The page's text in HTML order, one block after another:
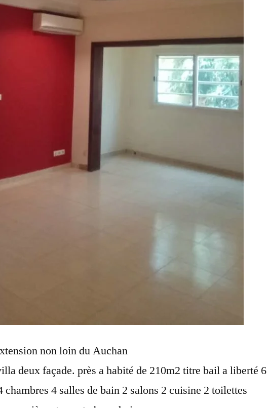
non loin du Auchan
deux façade. près a habité de 210m2 titre bail a liberté 6
chambres 4 salles de bain 2 salons 2 cuisine 2 toilettes